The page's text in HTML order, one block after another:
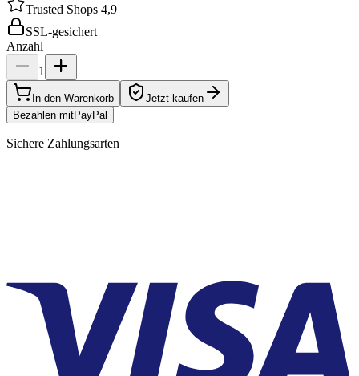
Trusted Shops 4,9
SSL-gesichert
Anzahl
1
In den Warenkorb
Jetzt kaufen
Bezahlen mitPayPal
Sichere Zahlungsarten